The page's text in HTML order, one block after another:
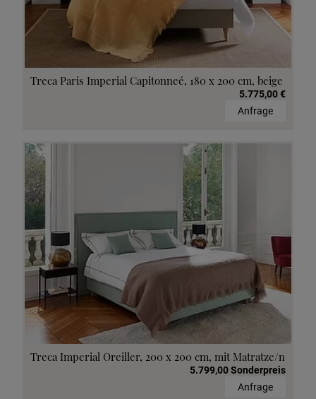
Treca Paris Imperial Capitonneé, 180 x 200 cm, beige
5.775,00 €
Anfrage
Treca Imperial Oreiller, 200 x 200 cm, mit Matratze/n
5.799,00 Sonderpreis
Anfrage